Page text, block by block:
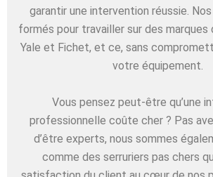
garantir une intervention réussie.
formés pour travailler sur des marques
Yale et Fichet, et ce, sans
votre équipement.
Vous pensez peut-être qu’une
professionnelle coûte cher ? Pas
d’être experts, nous sommes
comme des serruriers pas chers